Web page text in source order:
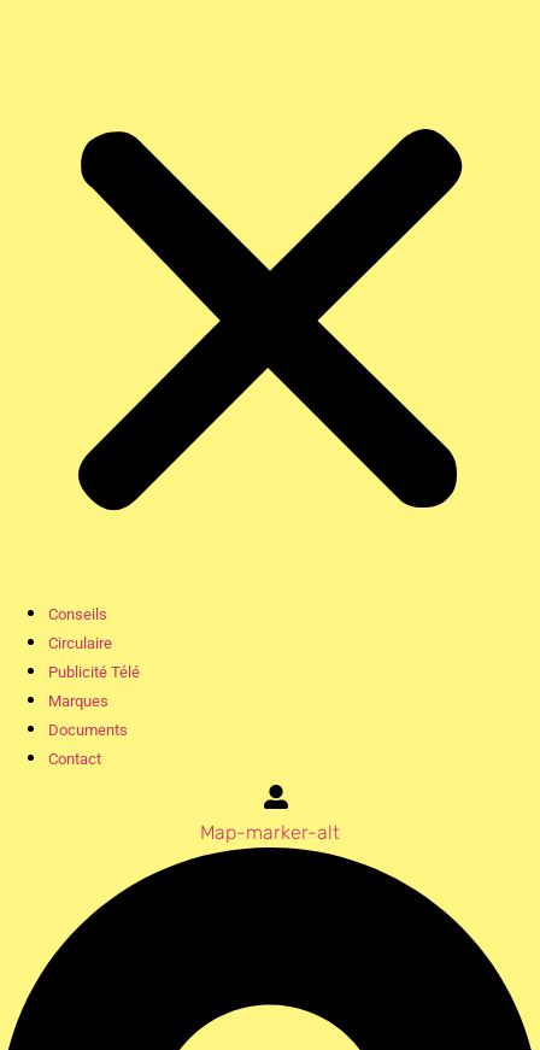
Conseils
Circulaire
Publicité Télé
Marques
Documents
Contact
Map-marker-alt